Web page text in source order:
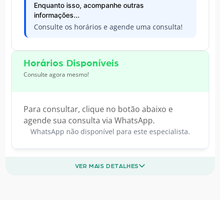
Enquanto isso, acompanhe outras
informações...
Consulte os horários e agende uma consulta!
Horários Disponíveis
Consulte agora mesmo!
Para consultar, clique no botão abaixo e
agende sua consulta via WhatsApp.
WhatsApp não disponível para este especialista.
VER MAIS DETALHES